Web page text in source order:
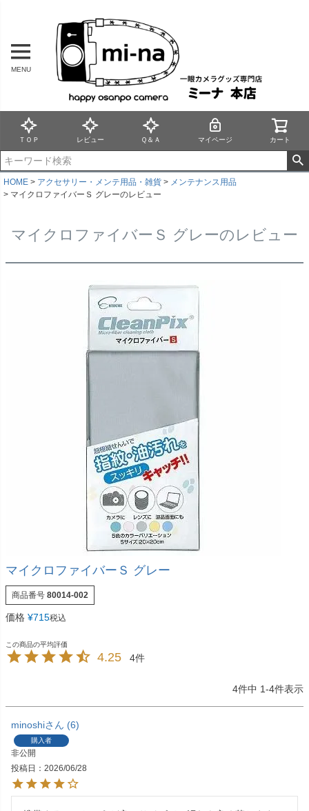
MENU
ＴＯＰ レビュー Ｑ＆Ａ マイページ カート
HOME アクセサリー・メンテ用品・雑貨
メンテナンス用品
マイクロファイバーＳ グレーのレビュー
マイクロファイバーＳ グレーのレビュー
マイクロファイバーＳ グレー
商品番号 80014-002
価格 ¥715税込
4.25 4
4件中 1-4件表示
minoshi 6
購入者
非公開
投稿日
2026/06/28